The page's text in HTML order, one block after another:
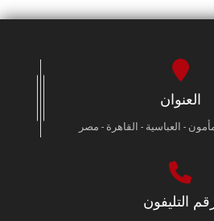
العنوان
- العباسية - القاهرة - مصر
التليفون